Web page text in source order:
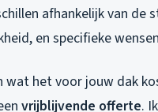
afhankelijk van de
en specifieke
wat het voor jouw dak
vrijblijvende offerte.